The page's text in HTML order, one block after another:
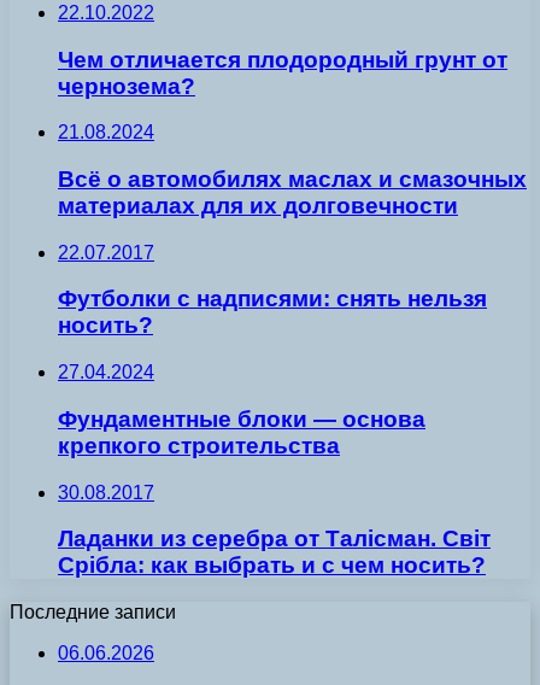
22.10.2022
Чем отличается плодородный грунт от
чернозема?
21.08.2024
Всё о автомобилях маслах и смазочных
материалах для их долговечности
22.07.2017
Футболки с надписями: снять нельзя
носить?
27.04.2024
Фундаментные блоки — основа
крепкого строительства
30.08.2017
Ладанки из серебра от Талісман. Світ
Срібла: как выбрать и с чем носить?
Последние записи
06.06.2026